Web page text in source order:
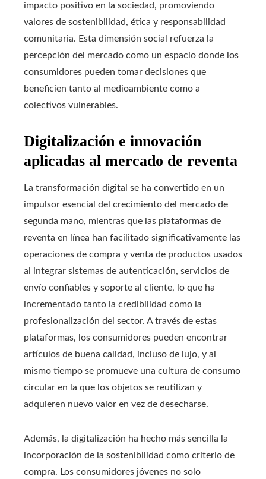
impacto positivo en la sociedad, promoviendo
valores de sostenibilidad, ética y responsabilidad
comunitaria. Esta dimensión social refuerza la
percepción del mercado como un espacio donde los
consumidores pueden tomar decisiones que
beneficien tanto al medioambiente como a
colectivos vulnerables.
Digitalización e innovación
aplicadas al mercado de reventa
La transformación digital se ha convertido en un
impulsor esencial del crecimiento del mercado de
segunda mano, mientras que las plataformas de
reventa en línea han facilitado significativamente las
operaciones de compra y venta de productos usados
al integrar sistemas de autenticación, servicios de
envío confiables y soporte al cliente, lo que ha
incrementado tanto la credibilidad como la
profesionalización del sector. A través de estas
plataformas, los consumidores pueden encontrar
artículos de buena calidad, incluso de lujo, y al
mismo tiempo se promueve una cultura de consumo
circular en la que los objetos se reutilizan y
adquieren nuevo valor en vez de desecharse.
Además, la digitalización ha hecho más sencilla la
incorporación de la sostenibilidad como criterio de
compra. Los consumidores jóvenes no solo